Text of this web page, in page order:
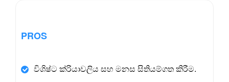
PROS
විශිෂ්ට ක්රියාවලිය සහ මනස සිතියම්ගත කිරීම.